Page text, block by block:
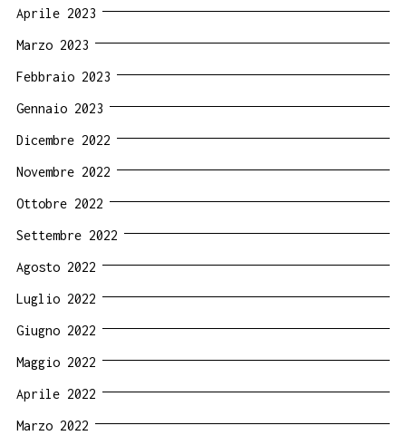
Aprile 2023
Marzo 2023
Febbraio 2023
Gennaio 2023
Dicembre 2022
Novembre 2022
Ottobre 2022
Settembre 2022
Agosto 2022
Luglio 2022
Giugno 2022
Maggio 2022
Aprile 2022
Marzo 2022